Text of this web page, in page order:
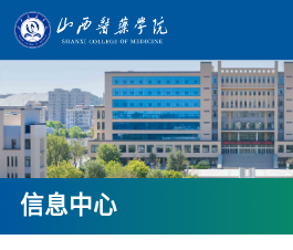
信息中心